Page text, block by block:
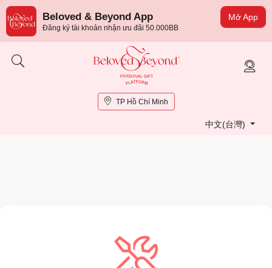
Mở App
Beloved & Beyond App
Đăng ký tài khoản nhận ưu đãi 50.000BB
TP Hồ Chí Minh
中文(台灣)